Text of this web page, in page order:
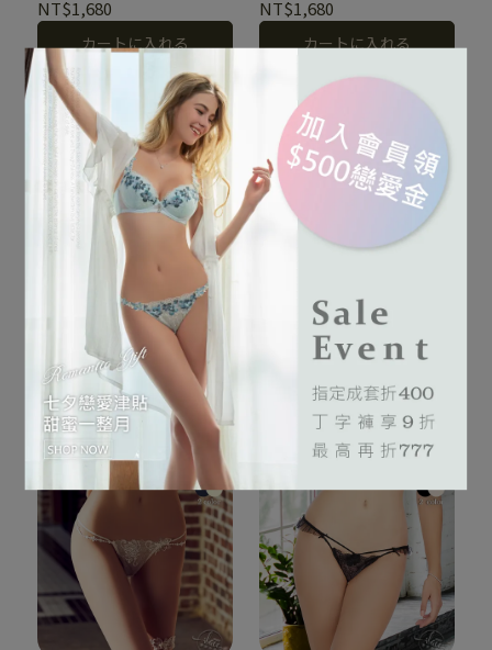
NT$1,680
カートに入れる
NT$1,680
カートに入れる
煙波飄渺錯落在山嵐楓林
間，迷離的流光羽翼舞出動
人的旋律。
夢羽翎嵐系列 刺繡低腰丁
字褲 M-L(藍霧灰)
NT$1,680
カートに入れる
蝴蝶結裙襬，夢幻公主風
夢語花宴系列 刺繡低腰丁
字褲 M-L
NT$1,680
カートに入れる